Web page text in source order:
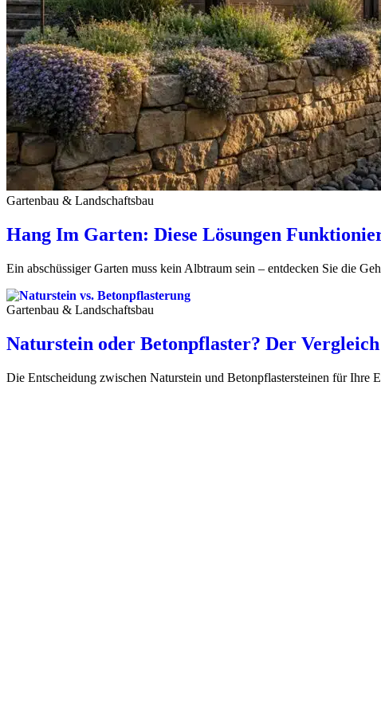
Gartenbau & Landschaftsbau
Hang Im Garten: Diese Lösungen
Ein abschüssiger Garten muss kein Albtraum sein – entdecken Sie die
Gartenbau & Landschaftsbau
Naturstein oder Betonpflaster? Der
Die Entscheidung zwischen Naturstein und Betonpflastersteinen für Ihre